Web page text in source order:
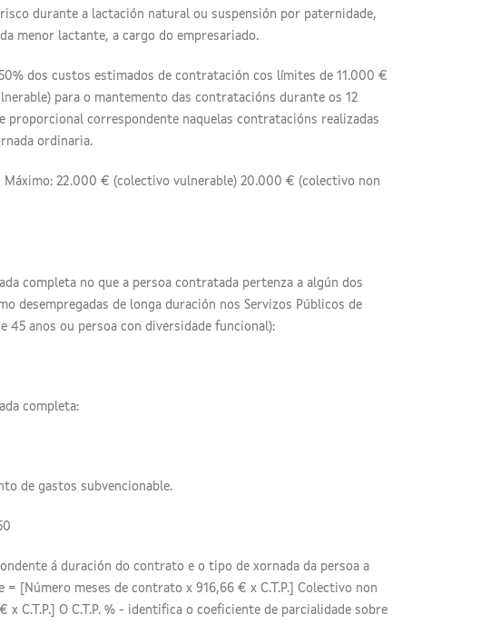
durante a lactación natural ou suspensión por paternidade,
menor lactante, a cargo do empresariado.
dos custos estimados de contratación cos límites de 11.000 €
para o mantemento das contratacións durante os 12
proporcional correspondente naquelas contratacións realizadas
ordinaria.
22.000 € (colectivo vulnerable) 20.000 € (colectivo non
completa no que a persoa contratada pertenza a algún dos
desempregadas de longa duración nos Servizos Públicos de
45 anos ou persoa con diversidade funcional):
completa:
de gastos subvencionable.
á duración do contrato e o tipo de xornada da persoa a
[Número meses de contrato x 916,66 € x C.T.P.] Colectivo non
C.T.P.] O C.T.P. % - identifica o coeficiente de parcialidade sobre